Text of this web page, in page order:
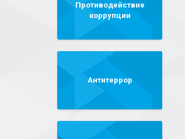
Противодействие
коррупции
Антитеррор